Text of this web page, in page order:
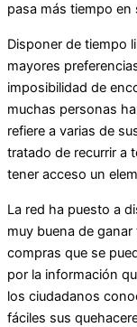
pasa más tiempo en
Disponer de tiempo
mayores
imposibilidad de
muchas personas
refiere a varias de
tratado de recurrir a
tener acceso un
La red ha puesto a
muy buena de
compras que se
por la información
los ciudadanos
fáciles sus